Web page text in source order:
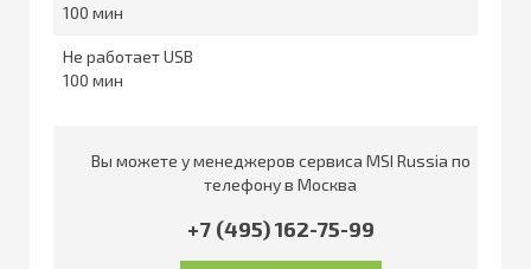
100
Не работает USB
100
Вы можете у менеджеров сервиса MSI Russia по
телефону в Москва
+7 (495) 162-75-99